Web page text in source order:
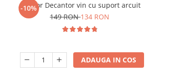
-10%
Aerator Decantor vin cu suport arcuit
149 RON134 RON
ADAUGA IN COS